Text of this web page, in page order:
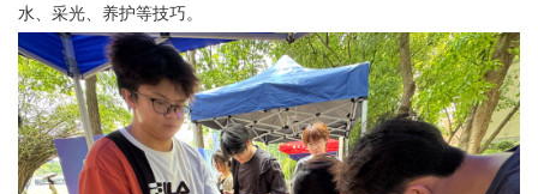
水、采光、养护等技巧。